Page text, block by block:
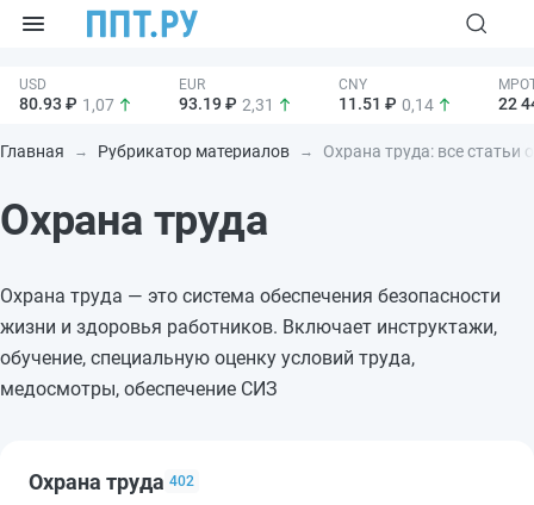
80.93 ₽ 1,07 93.19 ₽ 2,31 11.51 ₽ 0,14 22
Главная Рубрикатор материалов Охрана труда: все статьи
Охрана труда
Охрана труда — это система обеспечения безопасности
жизни и здоровья работников. Включает инструктажи,
обучение, специальную оценку условий труда,
медосмотры, обеспечение СИЗ
Охрана труда 402